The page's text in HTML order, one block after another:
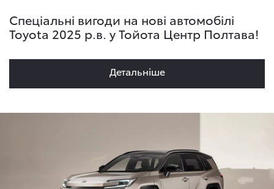
Спеціальні вигоди на нові автомобілі
Toyota 2025 р.в. у Тойота Центр Полтава!
Детальнiше